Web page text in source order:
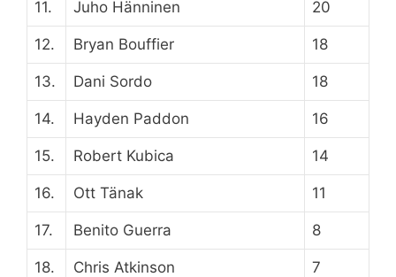
11. Juho Hänninen 20
12. Bryan Bouffier 18
13. Dani Sordo 18
14. Hayden Paddon 16
15. Robert Kubica 14
16. Ott Tänak 11
17. Benito Guerra 8
18. Chris Atkinson 7